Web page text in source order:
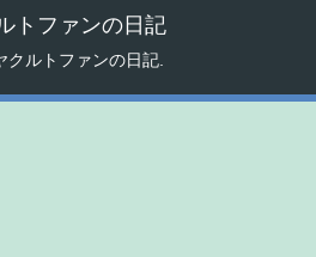
トファンの日記
ルトファンの日記.